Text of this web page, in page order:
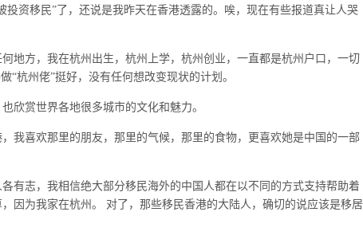
资移民”了，还说是我昨天在香港透露的。唉，现在有些报道真让人哭
方，我在杭州出生，杭州上学，杭州创业，一直都是杭州户口，一切
“杭州佬”挺好，没有任何想改变现状的计划。
赏世界各地很多城市的文化和魅力。
喜欢那里的朋友，那里的气候，那里的食物，更喜欢她是中国的一部
志，我相信绝大部分移民海外的中国人都在以不同的方式支持帮助着
因为我家在杭州。 对了，那些移民香港的大陆人，确切的说应该是移居